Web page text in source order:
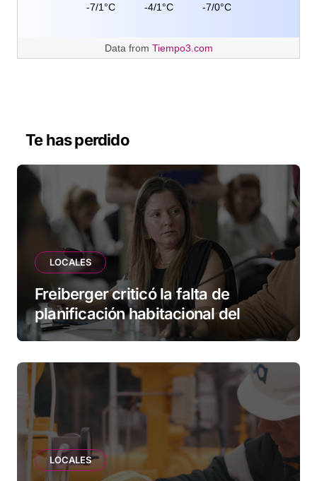
-7/1°C -4/1°C -7/0°C
Data from Tiempo3.com
Te has perdido
LOCALES
Freiberger criticó la falta de
planificación habitacional del
Municipio: “Vuoto deja afuera a
esperando”
LOCALES